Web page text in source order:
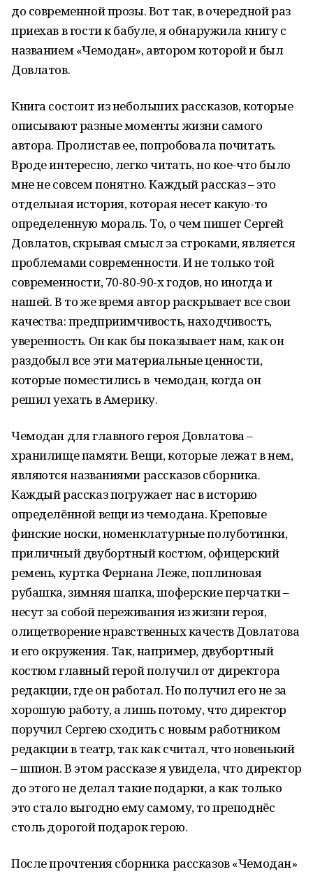
до современной прозы. Вот так, в очередной раз
приехав в гости к бабуле, я обнаружила книгу с
названием «Чемодан», автором которой и был
Довлатов.
Книга состоит из небольших рассказов, которые
описывают разные моменты жизни самого
автора. Пролистав ее, попробовала почитать.
Вроде интересно, легко читать, но кое-что было
мне не совсем понятно. Каждый рассказ – это
отдельная история, которая несет какую-то
определенную мораль. То, о чем пишет Сергей
Довлатов, скрывая смысл за строками, является
проблемами современности. И не только той
современности, 70-80-90-х годов, но иногда и
нашей. В то же время автор раскрывает все свои
качества: предприимчивость, находчивость,
уверенность. Он как бы показывает нам, как он
раздобыл все эти материальные ценности,
которые поместились в чемодан, когда он
решил уехать в Америку.
Чемодан для главного героя Довлатова –
хранилище памяти. Вещи, которые лежат в нем,
являются названиями рассказов сборника.
Каждый рассказ погружает нас в историю
определённой вещи из чемодана. Креповые
финские носки, номенклатурные полуботинки,
приличный двубортный костюм, офицерский
ремень, куртка Фернана Леже, поплиновая
рубашка, зимняя шапка, шоферские перчатки –
несут за собой переживания из жизни героя,
олицетворение нравственных качеств Довлатова
и его окружения. Так, например, двубортный
костюм главный герой получил от директора
редакции, где он работал. Но получил его не за
хорошую работу, а лишь потому, что директор
поручил Сергею сходить с новым работником
редакции в театр, так как считал, что новенький
– шпион. В этом рассказе я увидела, что директор
до этого не делал такие подарки, а как только
это стало выгодно ему самому, то преподнёс
столь дорогой подарок герою.
После прочтения сборника рассказов «Чемодан»